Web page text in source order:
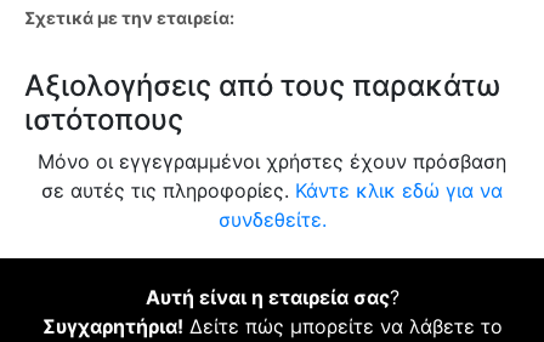
Σχετικά με την εταιρεία:
Αξιολογήσεις από τους παρακάτω
ιστότοπους
Μόνο οι εγγεγραμμένοι χρήστες έχουν πρόσβαση
σε αυτές τις πληροφορίες. Κάντε κλικ εδώ για να
συνδεθείτε.
Αυτή είναι η εταιρεία σας?
Συγχαρητήρια! Δείτε πώς μπορείτε να λάβετε το